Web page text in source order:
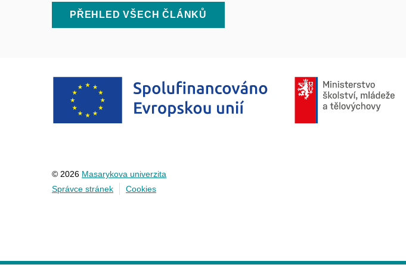
PŘEHLED VŠECH ČLÁNKŮ
© 2026 Masarykova univerzita
Správce stránek
Cookies